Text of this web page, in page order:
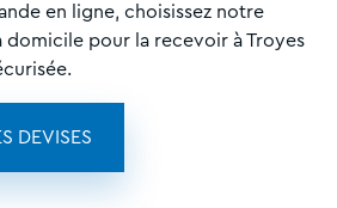
en ligne, choisissez notre
domicile pour la recevoir à Troyes
DEVISES